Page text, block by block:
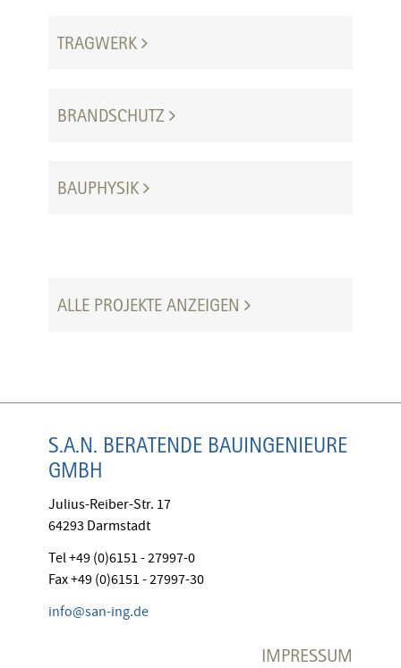
TRAGWERK
BRANDSCHUTZ
BAUPHYSIK
ALLE PROJEKTE ANZEIGEN
S.A.N. BERATENDE BAUINGENIEURE
GMBH
Julius-Reiber-Str. 17
64293 Darmstadt
Tel +49 (0)6151 - 27997-0
Fax +49 (0)6151 - 27997-30
info@san-ing.de
IMPRESSUM